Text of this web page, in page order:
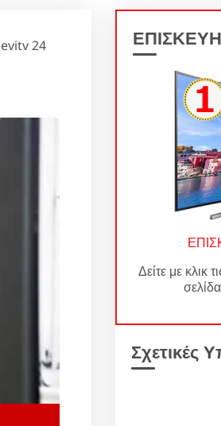
24
Δείτε με κλικ
Σχετικές